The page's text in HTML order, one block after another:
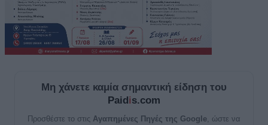
Μη χάνετε καμία σημαντική είδηση του
Paid is.com
Προσθέστε το στις Αγαπημένες Πηγές της Google, ώστε να